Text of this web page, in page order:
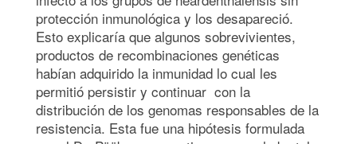
protección inmunológica y los desapareció.
Esto explicaría que algunos sobrevivientes,
productos de recombinaciones genéticas
habían adquirido la inmunidad lo cual les
permitió persistir y continuar con la
distribución de los genomas responsables de la
resistencia. Esta fue una hipótesis formulada